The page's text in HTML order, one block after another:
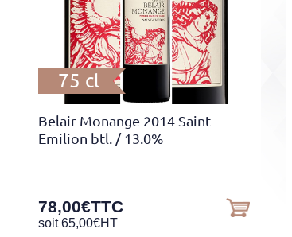
75 cl
Belair Monange 2014 Saint
Emilion btl. / 13.0%
78,00€TTC
soit 65,00€HT